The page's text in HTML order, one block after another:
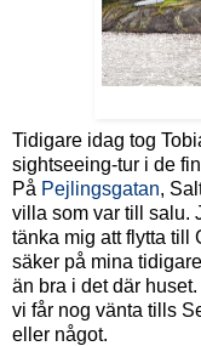
Tidigare idag tog
sightseeing-tur i de
På Pejlingsgatan,
villa som var till salu.
tänka mig att flytta till
säker på mina
än bra i det där
vi får nog vänta tills
eller något.